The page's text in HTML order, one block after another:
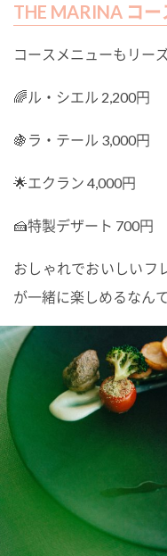
THE MARINA コ
コースメニューもリー
🌈ル・シエル 2,200円
🍇ラ・テール 3,000円
🌟エクラン 4,000円
🍰特製デザート 700円
おしゃれでおいしいフ
が一緒に楽しめるなん